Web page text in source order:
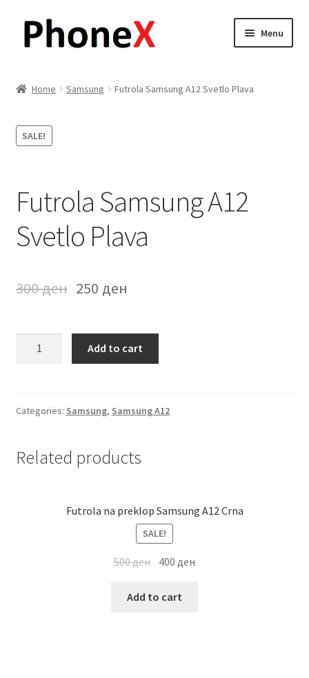
Skip
Skip
Menu
Blog
Детали за испорака
Кошничка
Продавница
Home Samsung Futrola Samsung A12 Svetlo Plava
SALE!
Futrola Samsung A12
Svetlo Plava
300ден 250 ден
Plava
Add to cart
Categories: Samsung, Samsung A12
Related products
Futrola na preklop Samsung A12 Crna
SALE!
500ден 400ден
Add to cart